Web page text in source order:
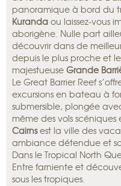
panoramique à bord du
Kuranda ou laissez-vous
aborigène. Nulle part
découvrir dans de
depuis le plus proche et
majestueuse Grande
Le Great Barrier Reef
excursions en bateau à
submersible, plongée
même des vols
Cairnsest la ville des
ambiance détendue et
Dans le Tropical North
Entre farniente et
sous les tropiques.